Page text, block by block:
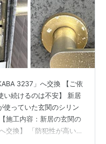
3237」へ交換 【ご依
い続けるのは不安】 新居
使っていた玄関のシリン
施工内容：新居の玄関の
交換】 「防犯性が高い鍵